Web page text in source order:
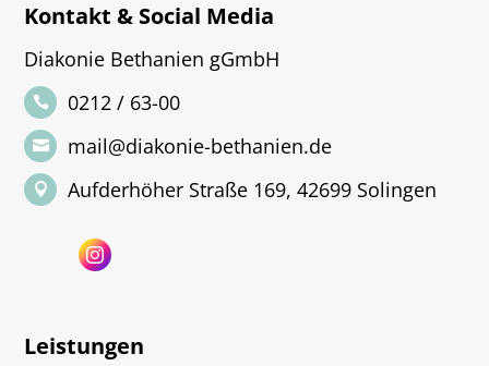
Kontakt & Social Media
Diakonie Bethanien gGmbH
0212 / 63-00
mail@diakonie-bethanien.de
Aufderhöher Straße 169, 42699 Solingen
Leistungen